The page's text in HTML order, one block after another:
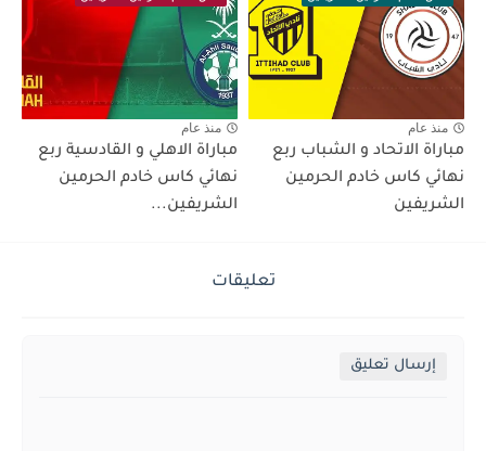
منذ عام
مباراة الاتحاد و الشباب ربع
نهائي كاس خادم الحرمين
الشريفين
منذ عام
مباراة الاهلي و القادسية ربع
نهائي كاس خادم الحرمين
الشريفين...
تعليقات
إرسال تعليق